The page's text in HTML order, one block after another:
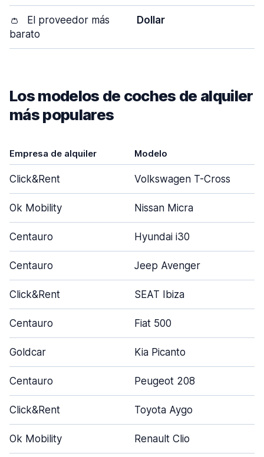
👛
El proveedor más
barato
Dollar
Los modelos de coches de alquiler
más populares
Empresa de alquiler Modelo
Click&Rent Volkswagen T-Cross
Ok Mobility Nissan Micra
Centauro Hyundai i30
Centauro Jeep Avenger
Click&Rent SEAT Ibiza
Centauro Fiat 500
Goldcar Kia Picanto
Centauro Peugeot 208
Click&Rent Toyota Aygo
Ok Mobility Renault Clio